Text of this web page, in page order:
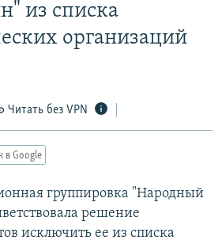
из списка
организаций
Читать без VPN
в Google
группировка "Народный
решение
исключить ее из списка